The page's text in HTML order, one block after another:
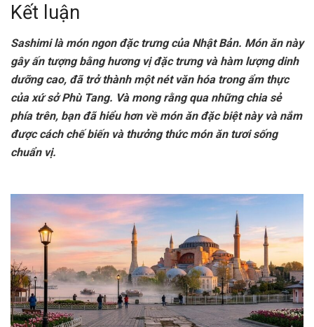
Kết luận
Sashimi là món ngon đặc trưng của Nhật Bản. Món ăn này
gây ấn tượng bằng hương vị đặc trưng và hàm lượng dinh
dưỡng cao, đã trở thành một nét văn hóa trong ẩm thực
của xứ sở Phù Tang. Và mong rằng qua những chia sẻ
phía trên, bạn đã hiểu hơn về món ăn đặc biệt này và nắm
được cách chế biến và thưởng thức món ăn tươi sống
chuẩn vị.